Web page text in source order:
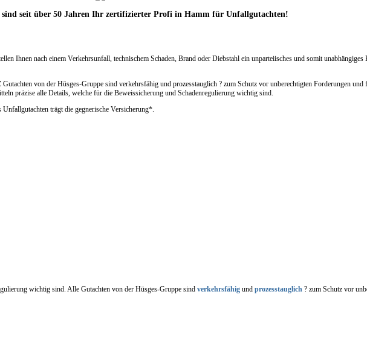
seit über 50 Jahren Ihr zertifizierter Profi in Hamm für Unfallgutachten!
Ihnen nach einem Verkehrsunfall, technischem Schaden, Brand oder Diebstahl ein unparteiisches und somit unabhängiges
von der Hüsges-Gruppe sind verkehrsfähig und prozesstauglich ? zum Schutz vor unberechtigten Forderungen
präzise alle Details, welche für die Beweissicherung und Schadenregulierung wichtig sind.
trägt die gegnerische Versicherung*.
wichtig sind. Alle Gutachten von der Hüsges-Gruppe sind verkehrsfähig und prozesstauglich ? zum Schutz vor